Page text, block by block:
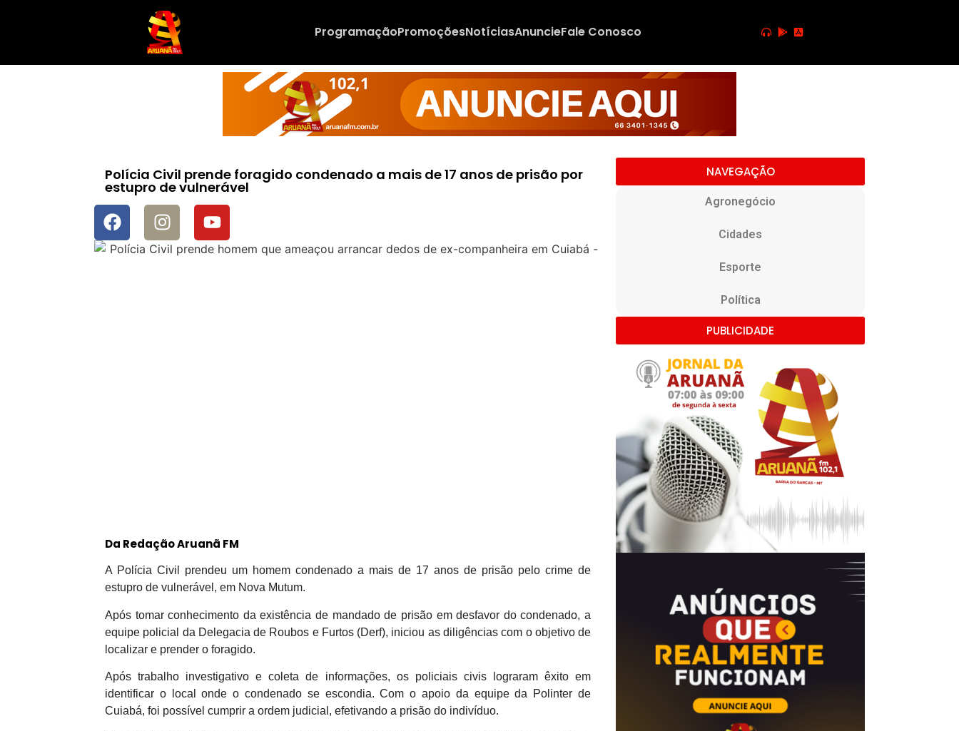
ProgramaçãoPromoçõesNotíciasAnuncieFale Conosco
Polícia Civil prende foragido condenado a mais de 17 anos de prisão por
estupro de vulnerável
Da Redação Aruanã FM
A Polícia Civil prendeu um homem condenado a mais de 17 anos de prisão pelo crime de
estupro de vulnerável, em Nova Mutum.
Após tomar conhecimento da existência de mandado de prisão em desfavor do condenado, a
equipe policial da Delegacia de Roubos e Furtos (Derf), iniciou as diligências com o objetivo de
localizar e prender o foragido.
Após trabalho investigativo e coleta de informações, os policiais civis lograram êxito em
identificar o local onde o condenado se escondia. Com o apoio da equipe da Polinter de
Cuiabá, foi possível cumprir a ordem judicial, efetivando a prisão do indivíduo.
NAVEGAÇÃO
Agronegócio
Cidades
Esporte
Política
PUBLICIDADE